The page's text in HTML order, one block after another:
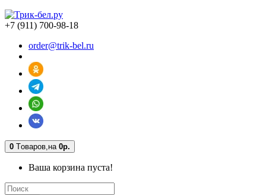
+7 (911) 700-98-18
order@trik-bel.ru
0 Tоваров,на 0р.
Ваша корзина пуста!